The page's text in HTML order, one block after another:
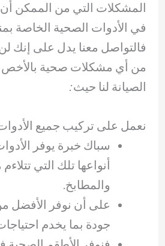
المشكلات التي من الممكن أن
في الأدوات الصحية الخاصة
فالتواصل معنا يدل على إنك
من أي مشكلات صحية بالأخص
الصيانة لنا حيث:
نعمل على تركيب جميع
سباك خبرة يوفر
أنواعها تلك التي
والمطابخ.
على أن نوفر الأفضل من
جودة بما يخدم